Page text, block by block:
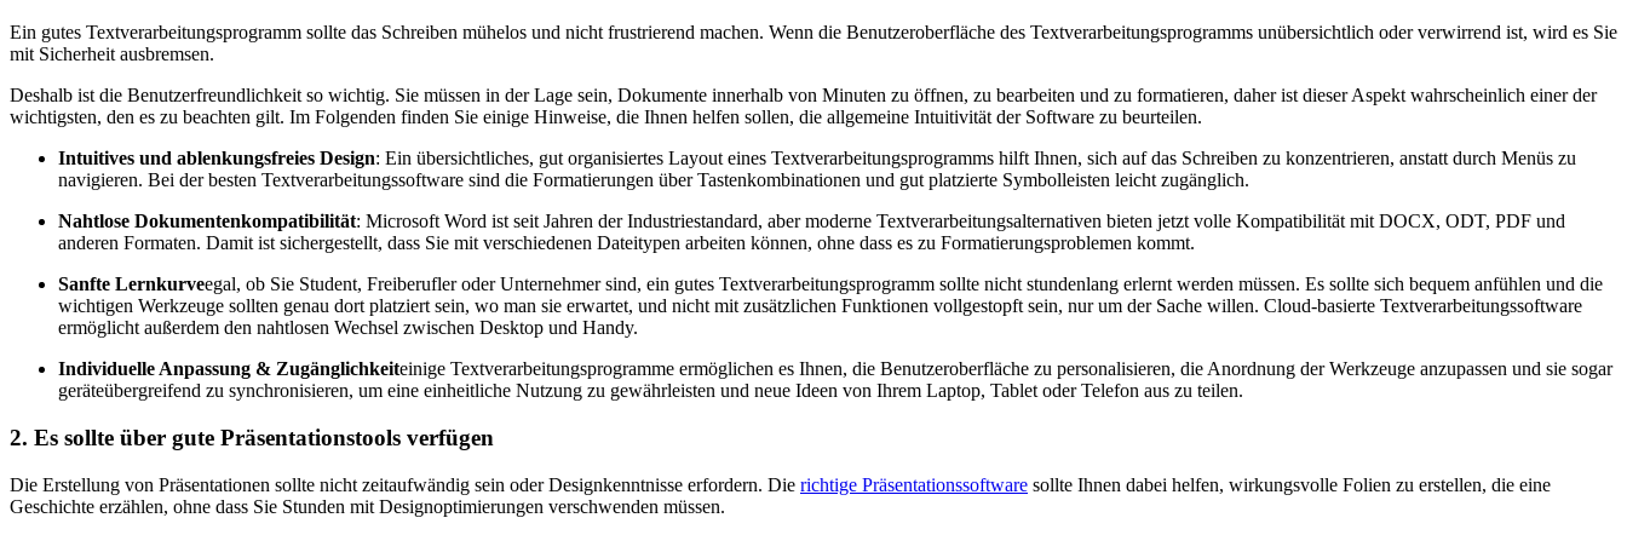
Ein gutes Textverarbeitungsprogramm sollte das Schreiben mühelos und nicht frustrierend machen. Wenn die Benutzeroberfläche des Textverarbeitungsprogramms unübersichtlich oder verwirrend ist, wird es Sie
mit Sicherheit ausbremsen.
Deshalb ist die Benutzerfreundlichkeit so wichtig. Sie müssen in der Lage sein, Dokumente innerhalb von Minuten zu öffnen, zu bearbeiten und zu formatieren, daher ist dieser Aspekt wahrscheinlich einer der
wichtigsten, den es zu beachten gilt. Im Folgenden finden Sie einige Hinweise, die Ihnen helfen sollen, die allgemeine Intuitivität der Software zu beurteilen.
Intuitives und ablenkungsfreies Design: Ein übersichtliches, gut organisiertes Layout eines Textverarbeitungsprogramms hilft Ihnen, sich auf das Schreiben zu konzentrieren, anstatt durch Menüs zu
navigieren. Bei der besten Textverarbeitungssoftware sind die Formatierungen über Tastenkombinationen und gut platzierte Symbolleisten leicht zugänglich.
Nahtlose Dokumentenkompatibilität: Microsoft Word ist seit Jahren der Industriestandard, aber moderne Textverarbeitungsalternativen bieten jetzt volle Kompatibilität mit DOCX, ODT, PDF und
anderen Formaten. Damit ist sichergestellt, dass Sie mit verschiedenen Dateitypen arbeiten können, ohne dass es zu Formatierungsproblemen kommt.
Sanfte Lernkurveegal, ob Sie Student, Freiberufler oder Unternehmer sind, ein gutes Textverarbeitungsprogramm sollte nicht stundenlang erlernt werden müssen. Es sollte sich bequem anfühlen und die
wichtigen Werkzeuge sollten genau dort platziert sein, wo man sie erwartet, und nicht mit zusätzlichen Funktionen vollgestopft sein, nur um der Sache willen. Cloud-basierte Textverarbeitungssoftware
ermöglicht außerdem den nahtlosen Wechsel zwischen Desktop und Handy.
Individuelle Anpassung & Zugänglichkeiteinige Textverarbeitungsprogramme ermöglichen es Ihnen, die Benutzeroberfläche zu personalisieren, die Anordnung der Werkzeuge anzupassen und sie sogar
geräteübergreifend zu synchronisieren, um eine einheitliche Nutzung zu gewährleisten und neue Ideen von Ihrem Laptop, Tablet oder Telefon aus zu teilen.
2. Es sollte über gute Präsentationstools verfügen
Die Erstellung von Präsentationen sollte nicht zeitaufwändig sein oder Designkenntnisse erfordern. Die richtige Präsentationssoftware sollte Ihnen dabei helfen, wirkungsvolle Folien zu erstellen, die eine
Geschichte erzählen, ohne dass Sie Stunden mit Designoptimierungen verschwenden müssen.